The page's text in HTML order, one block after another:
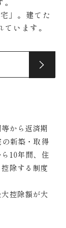
」。建てた
います。
から返済期
新築・取得
10年間、住
除する制度
控除額が大